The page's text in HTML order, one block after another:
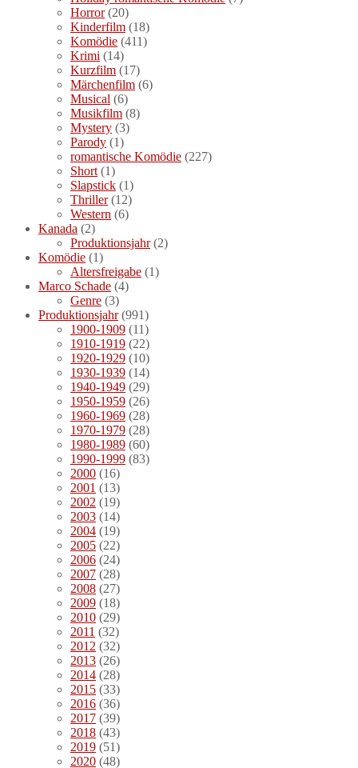
Horror(20)
Kinderfilm (18)
Komödie (411)
Krimi (14)
Kurzfilm (17)
Märchenfilm (6)
Musical (6)
Musikfilm (8)
Mystery (3)
Parody (1)
romantische Komödie (227)
Short (1)
Slapstick (1)
Thriller(12)
Western (6)
Kanada (2)
Produktionsjahr(2)
Komödie (1)
Altersfreigabe (1)
Marco Schade (4)
Genre (3)
Produktionsjahr(991)
1900-1909 (11)
1910-1919 (22)
1920-1929 (10)
1930-1939 (14)
1940-1949 (29)
1950-1959 (26)
1960-1969 (28)
1970-1979 (28)
1980-1989 (60)
1990-1999 (83)
2000 (16)
2001 (13)
2002 (19)
2003 (14)
2004 (19)
2005 (22)
2006 (24)
2007 (28)
2008 (27)
2009 (18)
2010 (29)
2011 (32)
2012 (32)
2013 (26)
2014 (28)
2015 (33)
2016 (36)
2017 (39)
2018 (43)
2019 (51)
2020 (48)